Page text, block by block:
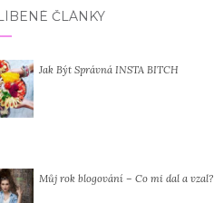
ČLÁNKY
Jak Být Správná INSTA BITCH
Můj rok blogování – Co mi dal a vzal?